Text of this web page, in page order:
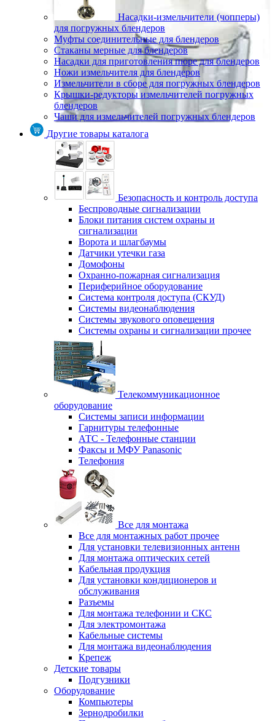
Насадки-измельчители (чопперы)
для погружных блендеров
Муфты соединительные для блендеров
Стаканы мерные для блендеров
Насадки для приготовления пюре для блендеров
Ножи измельчителя для блендеров
Измельчители в сборе для погружных блендеров
Крышки-редукторы измельчителей погружных
блендеров
Чаши для измельчителей погружных блендеров
Другие товары каталога
Безопасность и контроль доступа
Беспроводные сигнализации
Блоки питания систем охраны и
сигнализации
Ворота и шлагбаумы
Датчики утечки газа
Домофоны
Охранно-пожарная сигнализация
Периферийное оборудование
Система контроля доступа (СКУД)
Системы видеонаблюдения
Системы звукового оповещения
Системы охраны и сигнализации прочее
Телекоммуникационное
оборудование
Системы записи информации
Гарнитуры телефонные
АТС - Телефонные станции
Факсы и МФУ Panasonic
Телефония
Все для монтажа
Все для монтажных работ прочее
Для установки телевизионных антенн
Для монтажа оптических сетей
Кабельная продукция
Для установки кондиционеров и
обслуживания
Разъемы
Для монтажа телефонии и СКС
Для электромонтажа
Кабельные системы
Для монтажа видеонаблюдения
Крепеж
Детские товары
Подгузники
Оборудование
Компьютеры
Зернодробилки